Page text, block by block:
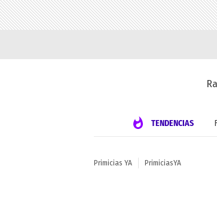
TENDENCIAS
Primicias YA PrimiciasYA